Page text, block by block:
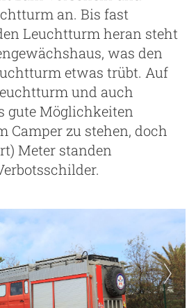
an. Bis fast
Leuchtturm heran steht
was den
etwas trübt. Auf
und auch
gute Möglichkeiten
Camper zu stehen, doch
Meter standen